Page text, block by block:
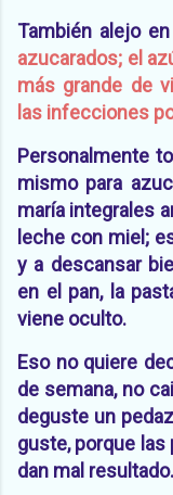
También alejo
azucarados; el
más grande de
las infecciones
Personalmente
mismo para
maría integrales
leche con miel;
y a descansar
en el pan, la
viene oculto.
Eso no quiere
de semana, no
deguste un
guste, porque
dan mal resultado.